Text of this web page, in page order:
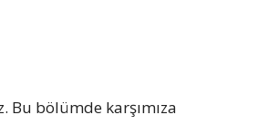
Bu bölümde karşımıza